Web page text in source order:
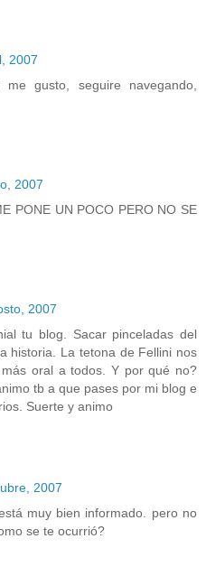
2007
gusto, seguire navegando,
2007
PONE UN POCO PERO NO SE
2007
tu blog. Sacar pinceladas del
historia. La tetona de Fellini nos
oral a todos. Y por qué no?
tb a que pases por mi blog e
Suerte y animo
2007
muy bien informado. pero no
se te ocurrió?